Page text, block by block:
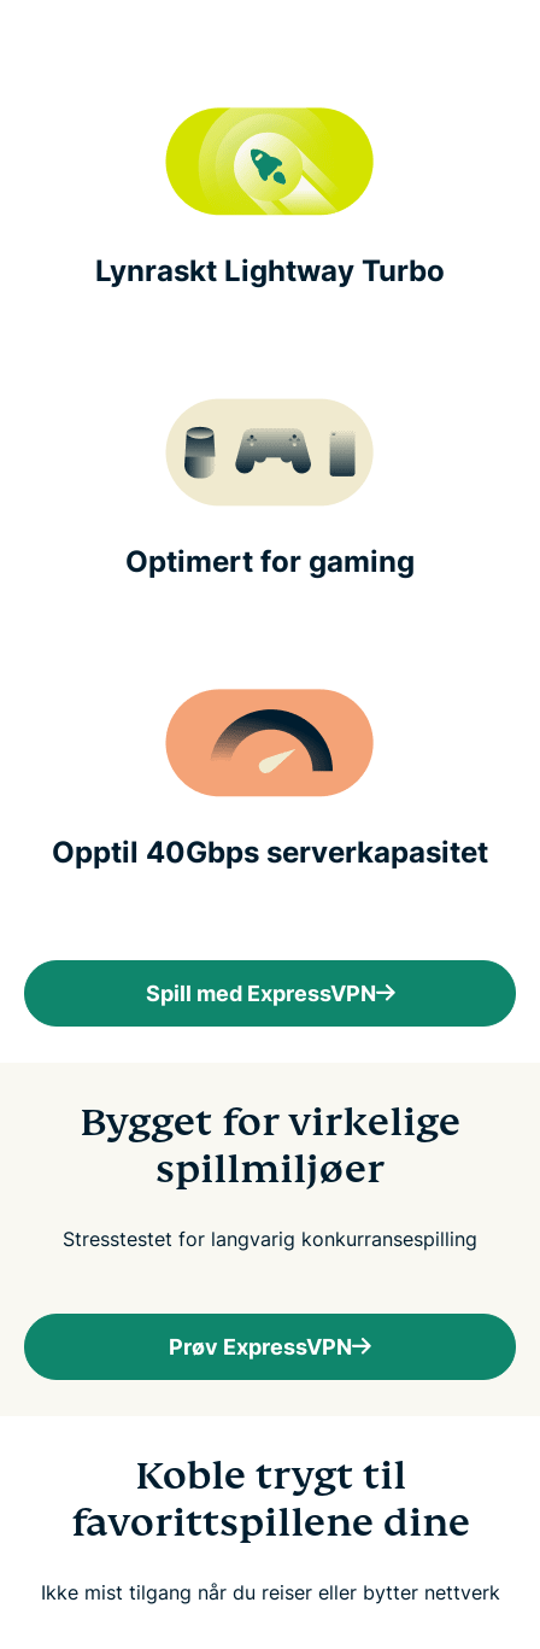
Lynraskt Lightway Turbo
Optimert for gaming
Opptil 40Gbps serverkapasitet
Spill med ExpressVPN
Bygget for virkelige
spillmiljøer
Stresstestet for langvarig konkurransespilling
Prøv ExpressVPN
Koble trygt til
favorittspillene dine
Ikke mist tilgang når du reiser eller bytter nettverk